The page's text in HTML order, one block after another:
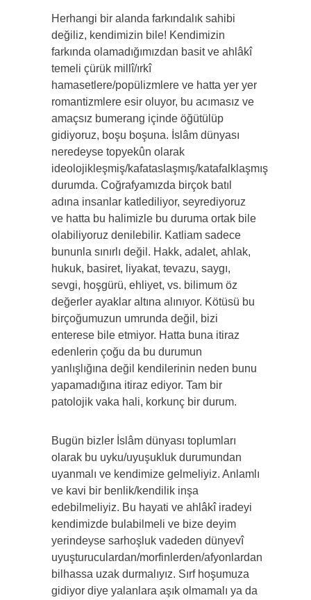
Herhangi bir alanda farkındalık sahibi
değiliz, kendimizin bile! Kendimizin
farkında olamadığımızdan basit ve ahlâkî
temeli çürük millî/ırkî
hamasetlere/popülizmlere ve hatta yer yer
romantizmlere esir oluyor, bu acımasız ve
amaçsız bumerang içinde öğütülüp
gidiyoruz, boşu boşuna. İslâm dünyası
neredeyse topyekûn olarak
ideolojikleşmiş/kafataslaşmış/katafalklaşmış
durumda. Coğrafyamızda birçok batıl
adına insanlar katlediliyor, seyrediyoruz
ve hatta bu halimizle bu duruma ortak bile
olabiliyoruz denilebilir. Katliam sadece
bununla sınırlı değil. Hakk, adalet, ahlak,
hukuk, basiret, liyakat, tevazu, saygı,
sevgi, hoşgürü, ehliyet, vs. bilimum öz
değerler ayaklar altına alınıyor. Kötüsü bu
birçoğumuzun umrunda değil, bizi
enterese bile etmiyor. Hatta buna itiraz
edenlerin çoğu da bu durumun
yanlışlığına değil kendilerinin neden bunu
yapamadığına itiraz ediyor. Tam bir
patolojik vaka hali, korkunç bir durum.
Bugün bizler İslâm dünyası toplumları
olarak bu uyku/uyuşukluk durumundan
uyanmalı ve kendimize gelmeliyiz. Anlamlı
ve kavi bir benlik/kendilik inşa
edebilmeliyiz. Bu hayati ve ahlâkî iradeyi
kendimizde bulabilmeli ve bize deyim
yerindeyse sarhoşluk vadeden dünyevî
uyuşturuculardan/morfinlerden/afyonlardan
bilhassa uzak durmalıyız. Sırf hoşumuza
gidiyor diye yalanlara aşık olmamalı ya da